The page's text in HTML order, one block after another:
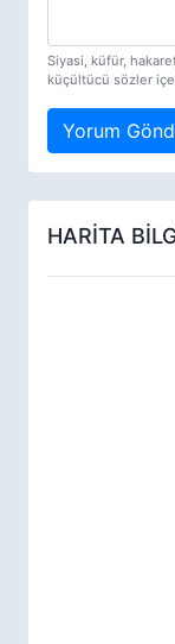
Siyasi, küfür,
küçültücü sözler
Yorum
HARİTA